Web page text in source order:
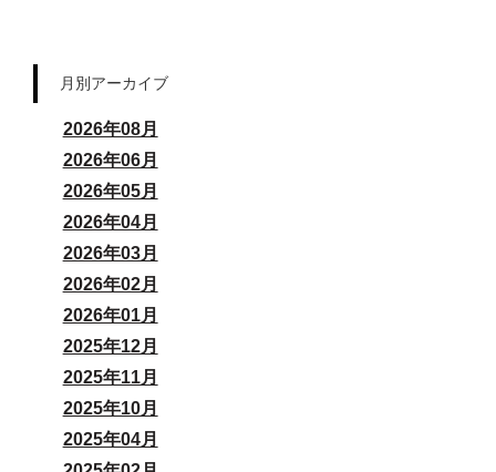
月別アーカイブ
2026年08月
2026年06月
2026年05月
2026年04月
2026年03月
2026年02月
2026年01月
2025年12月
2025年11月
2025年10月
2025年04月